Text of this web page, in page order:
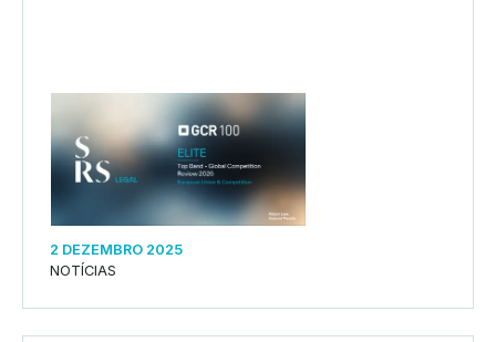
2 DEZEMBRO 2025
NOTÍCIAS